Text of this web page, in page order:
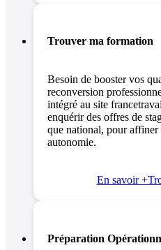
Trouver ma formation
Besoin de booster vos
reconversion
intégré au site
enquérir des offres de
que national, pour
autonomie.
En savoir +
Préparation